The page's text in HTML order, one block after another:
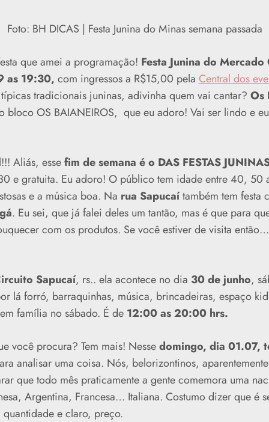
Foto: BH DICAS | Festa Junina do Minas semana passada
que amei a programação! Festa Junina do Mercado
as 19:30, com ingressos a R$15,00 pela Central dos
tradicionais juninas, adivinha quem vai cantar? Os
bloco OS BAIANEIROS, que eu adoro! Vai ser lindo e
Aliás, essefim de semana é o DAS FESTAS
e gratuita. Eu adoro! O público tem idade entre 40, 50
e a música boa. Na rua Sapucaítambém tem festa
. Eu sei, que já falei deles um tantão, mas é que para
com os produtos. Se você estiver de visita
Sapucaí, rs.. ela acontece no dia 30 de junho,
lá forró, barraquinhas, música, brincadeiras, espaço
família no sábado. É de 12:00 as 20:00 hrs.
você procura? Tem mais! Nessedomingo, dia 01.07,
analisar uma coisa. Nós, belorizontinos,
que todo mês praticamente a gente comemora uma
Argentina, Francesa… Italiana. Costumo dizer que é
e claro, preço.